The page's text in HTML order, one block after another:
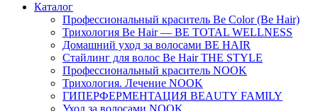
Каталог
Профессиональный краситель Be Color (Be Hair)
Трихология Be Hair — BE TOTAL WELLNESS
Домашний уход за волосами BE HAIR
Стайлинг для волос Be Hair THE STYLE
Профессиональный краситель NOOK
Трихология. Лечение NOOK
ГИПЕРФЕРМЕНТАЦИЯ BEAUTY FAMILY